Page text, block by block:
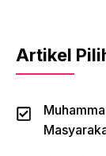
Artikel